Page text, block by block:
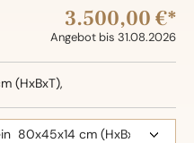
3.500,00 €*
Angebot bis 31.08.2026
(HxBxT),